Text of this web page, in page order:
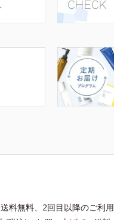
料無料、2回目以降のご利用